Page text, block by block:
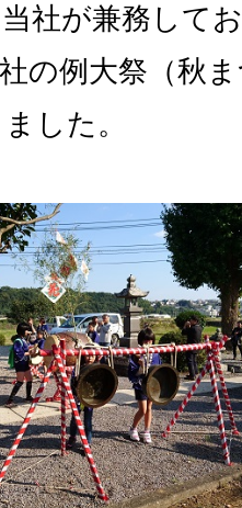
社が兼務して
の例大祭（秋
した。